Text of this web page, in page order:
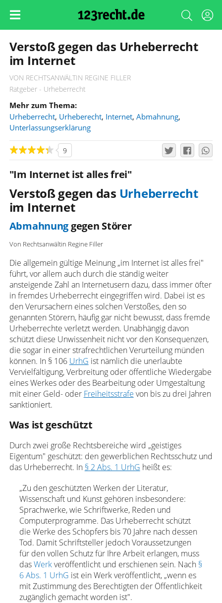
Verstoß gegen das Urheberrecht
im Internet
VON RECHTSANWÄLTIN REGINE FILLER
Ratgeber - Urheberrecht
Mehr zum Thema:
Urheberrecht, Urheberecht, Internet, Abmahnung,
Unterlassungserklärung
9
"Im Internet ist alles frei"
Verstoß gegen das Urheberrecht
im Internet
Abmahnung gegen Störer
Von Rechtsanwältin Regine Filler
Die allgemein gültige Meinung „im Internet ist alles frei"
führt, vor allem auch durch die ständig weiter
ansteigende Zahl an Internetusern dazu, dass immer öfter
in fremdes Urheberrecht eingegriffen wird. Dabei ist es
den Verursachern eines solchen Verstoßes, den so
genannten Störern, häufig gar nicht bewusst, dass fremde
Urheberrechte verletzt werden. Unabhängig davon
schützt diese Unwissenheit nicht vor den Konsequenzen,
die sogar in einer strafrechtlichen Verurteilung münden
können. In § 106 UrhG ist nämlich die unerlaubte
Vervielfältigung, Verbreitung oder öffentliche Wiedergabe
eines Werkes oder des Bearbeitung oder Umgestaltung
mit einer Geld- oder Freiheitsstrafe von bis zu drei Jahren
sanktioniert.
Was ist geschützt
Durch zwei große Rechtsbereiche wird „geistiges
Eigentum" geschützt: den gewerblichen Rechtsschutz und
das Urheberrecht. In § 2 Abs. 1 UrhG heißt es:
„Zu den geschützten Werken der Literatur,
Wissenschaft und Kunst gehören insbesondere:
Sprachwerke, wie Schriftwerke, Reden und
Computerprogramme. Das Urheberrecht schützt
die Werke des Schöpfers bis 70 Jahre nach dessen
Tod. Damit Schriftsteller jedoch Voraussetzungen
für den vollen Schutz für Ihre Arbeit erlangen, muss
dasWerkveröffentlicht und erschienen sein. Nach §
6 Abs. 1 UrhG ist ein Werk veröffentlicht, „wenn es
mit Zustimmung des Berechtigten der Öffentlichkeit
zugänglich gemacht worden ist".